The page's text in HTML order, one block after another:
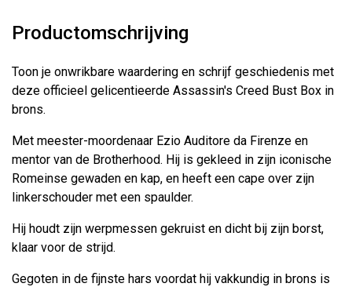
Productomschrijving
Toon je onwrikbare waardering en schrijf geschiedenis met
deze officieel gelicentieerde Assassin's Creed Bust Box in
brons.
Met meester-moordenaar Ezio Auditore da Firenze en
mentor van de Brotherhood. Hij is gekleed in zijn iconische
Romeinse gewaden en kap, en heeft een cape over zijn
linkerschouder met een spaulder.
Hij houdt zijn werpmessen gekruist en dicht bij zijn borst,
klaar voor de strijd.
Gegoten in de fijnste hars voordat hij vakkundig in brons is